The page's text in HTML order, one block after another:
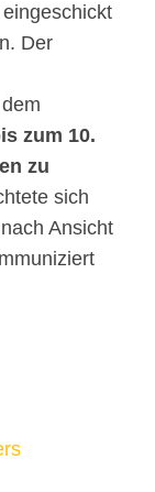
Der
zum 10.
zu
sich
Ansicht